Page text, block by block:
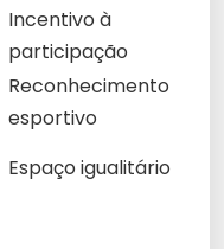
Incentivo à
participação
Reconhecimento
esportivo
Espaço igualitário